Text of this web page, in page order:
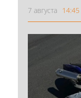
7 августа 14:45